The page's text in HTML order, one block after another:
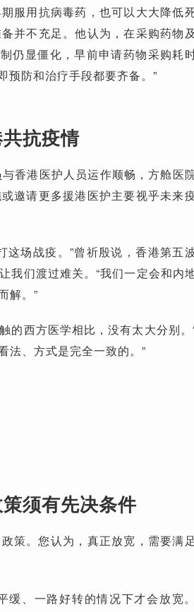
服用抗病毒药，也可以大大降低
并不充足。他认为，在采购药物
仍显僵化，早前申请药物采购耗
预防和治疗手段都要齐备。”
抗疫情
香港医护人员运作顺畅，方舱医
邀请更多援港医护主要视乎未来
场战疫。”曾祈殷说，香港第五
我们渡过难关。“我们一定会和内
解。”
的西方医学相比，没有太大分别。
法、方式是完全一致的。”
须有先决条件
策。您认为，真正放宽，需要满
缓、一路好转的情况下才会放宽